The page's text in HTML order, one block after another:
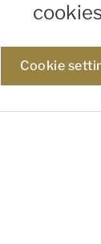
Cookie